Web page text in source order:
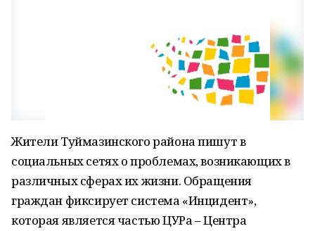
Жители Туймазинского района пишут в
социальных сетях о проблемах, возникающих в
различных сферах их жизни. Обращения
граждан фиксирует система «Инцидент»,
которая является частью ЦУРа – Центра